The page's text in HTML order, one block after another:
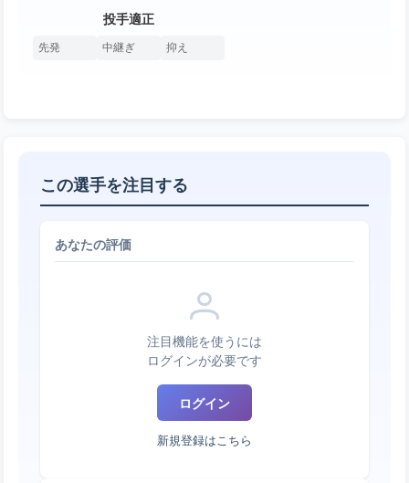
投手適正
先発 中継ぎ 抑え
この選手を注目する
あなたの評価
注目機能を使うには
ログインが必要です
ログイン
新規登録はこちら